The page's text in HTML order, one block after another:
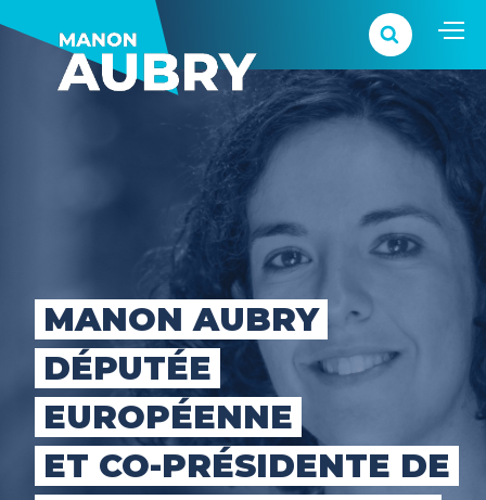
MANON AUBRY
DÉPUTÉE
EUROPÉENNE
ET CO-PRÉSIDENTE DE